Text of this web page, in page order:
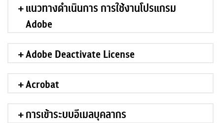
แนวทางดำเนินการ การใช้งานโปรแกรม
Adobe
Adobe Deactivate License
Acrobat
การเข้าระบบอีเมลบุคลากร